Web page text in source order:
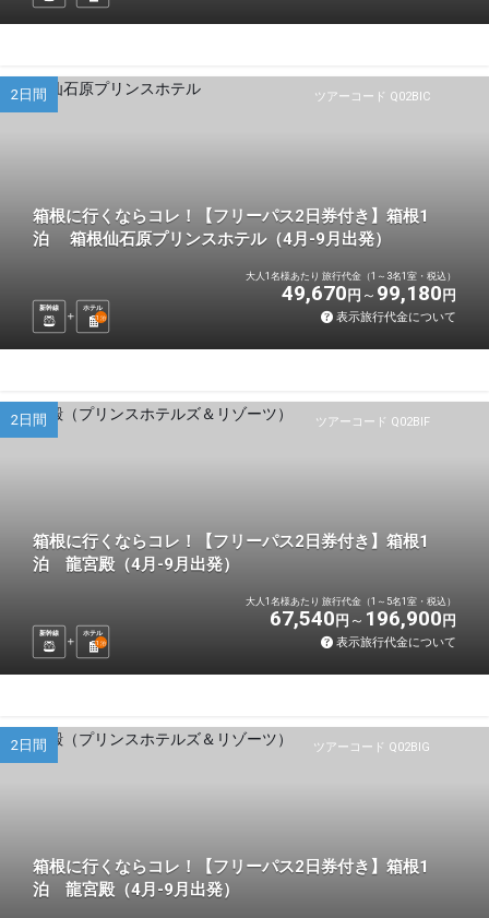
ツアーコード Q02BIC
2日間
箱根に行くならコレ！【フリーパス2日券付き】箱根1
泊 箱根仙石原プリンスホテル（4月-9月出発）
新幹線
ホテル
1 泊
大人1名様あたり 旅行代金（1～3名1室・税込）
49,670 円 99,180 円
表示旅行代金について
ツアーコード Q02BIF
2日間
箱根に行くならコレ！【フリーパス2日券付き】箱根1
泊 龍宮殿（4月-9月出発）
新幹線
ホテル
1 泊
大人1名様あたり 旅行代金（1～5名1室・税込）
67,540 円 196,900 円
表示旅行代金について
ツアーコード Q02BIG
2日間
箱根に行くならコレ！【フリーパス2日券付き】箱根1
泊 龍宮殿（4月-9月出発）